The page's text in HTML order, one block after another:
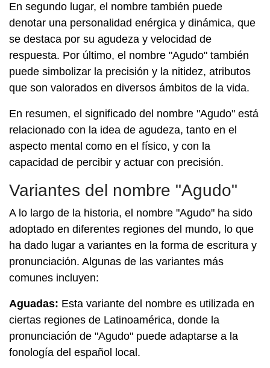
En segundo lugar, el nombre también puede
denotar una personalidad enérgica y dinámica, que
se destaca por su agudeza y velocidad de
respuesta. Por último, el nombre "Agudo" también
puede simbolizar la precisión y la nitidez, atributos
que son valorados en diversos ámbitos de la vida.
En resumen, el significado del nombre "Agudo" está
relacionado con la idea de agudeza, tanto en el
aspecto mental como en el físico, y con la
capacidad de percibir y actuar con precisión.
Variantes del nombre "Agudo"
A lo largo de la historia, el nombre "Agudo" ha sido
adoptado en diferentes regiones del mundo, lo que
ha dado lugar a variantes en la forma de escritura y
pronunciación. Algunas de las variantes más
comunes incluyen:
Aguadas: Esta variante del nombre es utilizada en
ciertas regiones de Latinoamérica, donde la
pronunciación de "Agudo" puede adaptarse a la
fonología del español local.